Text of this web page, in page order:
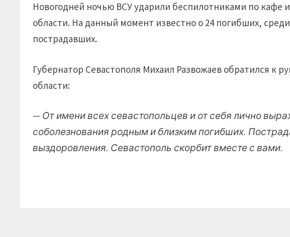
Новогодней ночью ВСУ ударили беспилотниками по кафе
области. На данный момент известно о 24 погибших,
пострадавших.
Губернатор Севастополя Михаил Развожаев обратился к
области:
— От имени всех севастопольцев и от себя лично
соболезнования родным и близким погибших.
выздоровления. Севастополь скорбит вместе с вами.